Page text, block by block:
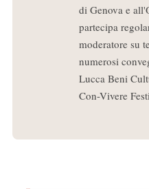
di Genova e
partecipa
moderatore su
numerosi
Lucca Beni
Con-Vivere